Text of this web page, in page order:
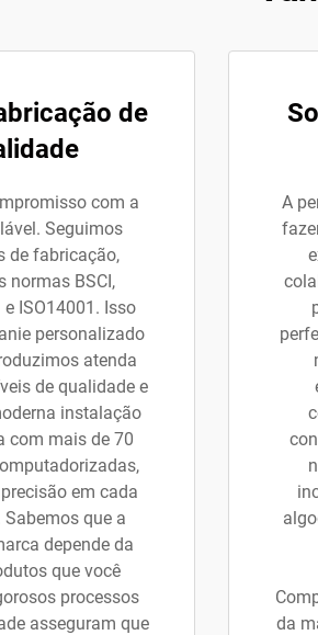
de
com a
Seguimos
de fabricação,
normas BSCI,
ISO14001. Isso
personalizado
atenda
de qualidade e
instalação
com mais de 70
em cada
que a
depende da
que você
processos
asseguram que
A
da